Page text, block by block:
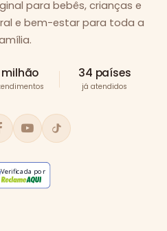
para bebês, crianças e
e bem-estar para toda a
milhão 34 países
já atendidos
Verificada por